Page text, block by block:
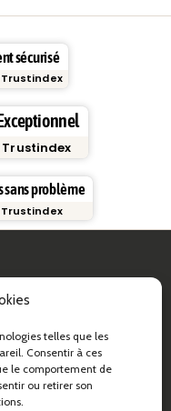
telles que les
Consentir à ces
le comportement de
ou retirer son
sécurisé
Trustindex
Trustindex
sans problème
Trustindex